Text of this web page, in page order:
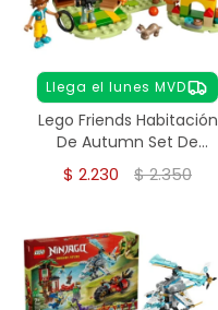
Llega el lunes MVD
Lego Friends Habitación
De Autumn Set De
Construcción 42646
$ 2.230 $2.350